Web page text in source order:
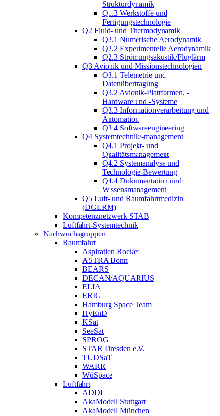
Strukturdynamik
Q1.3 Werkstoffe und
Fertigungstechnologie
Q2 Fluid- und Thermodynamik
Q2.1 Numerische Aerodynamik
Q2.2 Experimentelle Aerodynamik
Q2.3 Strömungsakustik/Fluglärm
Q3 Avionik und Missionstechnologien
Q3.1 Telemetrie und
Datenübertragung
Q3.2 Avionik-Plattformen, -
Hardware und -Systeme
Q3.3 Informationverarbeitung und
Automation
Q3.4 Softwareengineering
Q4 Systemtechnik/-management
Q4.1 Projekt- und
Qualitätsmanagement
Q4.2 Systemanalyse und
Technologie-Bewertung
Q4.4 Dokumentation und
Wissensmanagement
Q5 Luft- und Raumfahrtmedizin
(DGLRM)
Kompetenznetzwerk STAB
Luftfahrt-Systemtechnik
Nachwuchsgruppen
Raumfahrt
Aspiration Rocket
ASTRA Bonn
BEARS
DECAN/AQUARIUS
ELIA
ERIG
Hamburg Space Team
HyEnD
KSat
SeeSat
SPROG
STAR Dresden e.V.
TUDSaT
WARR
WüSpace
Luftfahrt
ADDI
AkaModell Stuttgart
AkaModell München